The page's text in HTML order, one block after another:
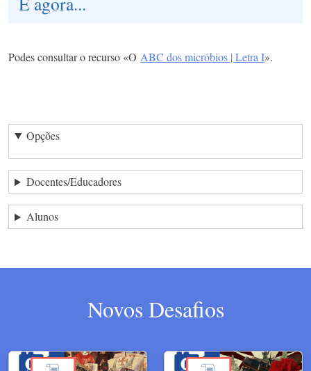
Podes consultar o recurso «O ABC dos micróbios | Letra I».
Opções
Docentes/Educadores
Alunos
Novos Desafios